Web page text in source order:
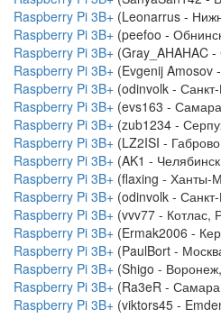
Raspberry Pi 3B+ (Leonarrus -
Raspberry Pi 3B+ (peefoo -
Raspberry Pi 3B+ (Gray_AHAHAC
Raspberry Pi 3B+ (Evgenij Amosov
Raspberry Pi 3B+ (odinvolk -
Raspberry Pi 3B+ (evs163 -
Raspberry Pi 3B+ (zub1234 -
Raspberry Pi 3B+ (LZ2ISI -
Raspberry Pi 3B+ (AK1 -
Raspberry Pi 3B+ (flaxing - Ханты-
Raspberry Pi 3B+ (odinvolk -
Raspberry Pi 3B+ (vvv77 - Котлас,
Raspberry Pi 3B+ (Ermak2006 -
Raspberry Pi 3B+ (PaulBort -
Raspberry Pi 3B+ (Shigo -
Raspberry Pi 3B+ (Ra3eR -
Raspberry Pi 3B+ (viktors45 -